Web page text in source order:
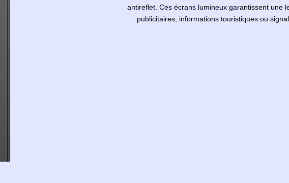
antireflet. Ces écrans lumineux garantissent une
publicitaires, informations touristiques ou